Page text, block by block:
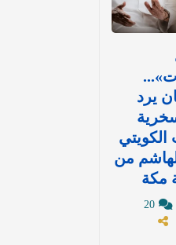
يرد
الكويتي
من
مكة